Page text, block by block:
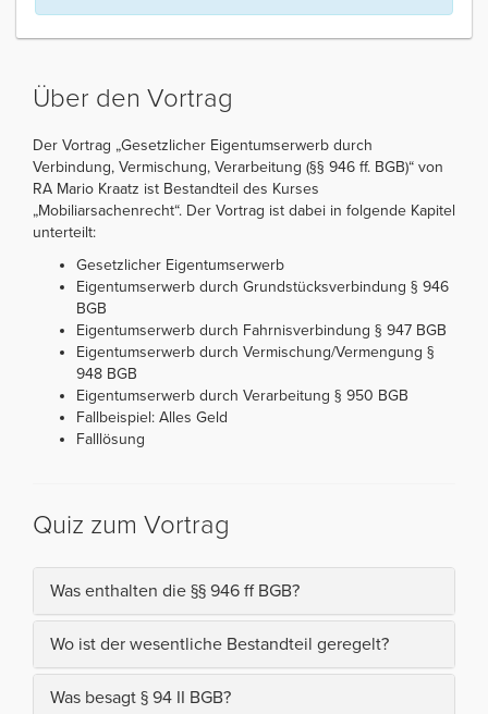
Über den Vortrag
Der Vortrag „Gesetzlicher Eigentumserwerb durch
Verbindung, Vermischung, Verarbeitung (§§ 946 ff. BGB)“ von
RA Mario Kraatz ist Bestandteil des Kurses
„Mobiliarsachenrecht“. Der Vortrag ist dabei in folgende Kapitel
unterteilt:
Gesetzlicher Eigentumserwerb
Eigentumserwerb durch Grundstücksverbindung § 946
BGB
Eigentumserwerb durch Fahrnisverbindung § 947 BGB
Eigentumserwerb durch Vermischung/Vermengung §
948 BGB
Eigentumserwerb durch Verarbeitung § 950 BGB
Fallbeispiel: Alles Geld
Falllösung
Quiz zum Vortrag
Was enthalten die §§ 946 ff BGB?
Wo ist der wesentliche Bestandteil geregelt?
Was besagt § 94 II BGB?